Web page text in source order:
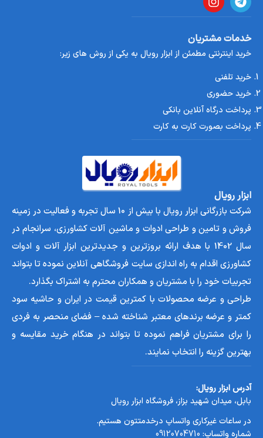
ارتفاع تخلیه
قابلیت حمل
کاربردها
برند SKN که مخفف نام تجاری “ سبز کوش نگین” است، فعالیت خود
را از سال 1373 در ایران شروع کرده است. این شرکت با سابقه
طولانی و موفق در تولید و واردات ادوات کشاورزی، توانسته است
جایگاه خوبی در بازار ایران به دست آورد.
SKN با ارائه گارانتی معتبر
برای اکثر کالاهای تولیدی و وارداتی خود، اعتماد مشتریان را جلب
کرده است. این گارانتی بسته به نوع کالا و شرایط مختلف، متفاوت
است و مشتریان می‌توانند در هنگام خرید از فروشنده اطلاعات لازم را
دریافت کنند.
شرکت SKN با هدف تولید و تأمین ماشین‌آلات
کشاورزی و باغی که با شرایط جغرافیایی، فرهنگی و اقتصادی کشور
سازگار باشد، همواره دارد تلاش میکند.
قیمت چوب خرد کن SKN مدل BIO90 موتور B&S2100
در شرکت های مختلف ممکن است مقداری متفاوت باشد. اگر این
خدمات مشتریان
خرید اینترنتی مطمئن از ابزار رویال به یکی از روش های زیر:
خرید تلفنی
خرید حضوری
پرداخت درگاه آنلاین بانکی
پرداخت بصورت کارت به کارت
ابزار رویال
شرکت بازرگانی ابزار رویال با بیش از 10 سال تجربه و فعالیت در زمینه
فروش و تامین و طراحی ادوات و ماشین آلات کشاورزی، سرانجام در
سال 1402 با هدف ارائه بروزترین و جدیدترین ابزار آلات و ادوات
کشاورزی اقدام به راه اندازی سایت فروشگاهی آنلاین نموده تا بتواند
تجربیات خود را با مشتریان و همکاران محترم به اشتراک بگذارد.
طراحی و عرضه محصولات با کمترین قیمت در ایران و حاشیه سود
کمتر و عرضه برندهای معتبر شناخته شده – فضای منحصر به فردی
را برای مشتریان فراهم نموده تا بتواند در هنگام خرید مقایسه و
بهترین گزینه را انتخاب نمایند.
آدرس ابزار رویال:
بابل، میدان شهید بزاز، فروشگاه ابزار رویال
در ساعات غیرکاری واتساپ درخدمتتون هستیم.
شماره واتساپ: 09120704710